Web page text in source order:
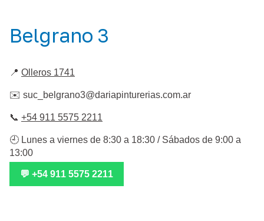
Belgrano 3
📍 Olleros 1741
✉️ suc_belgrano3@dariapinturerias.com.ar
📞 +54 911 5575 2211
🕘 Lunes a viernes de 8:30 a 18:30 / Sábados de 9:00 a
13:00
💬 +54 911 5575 2211